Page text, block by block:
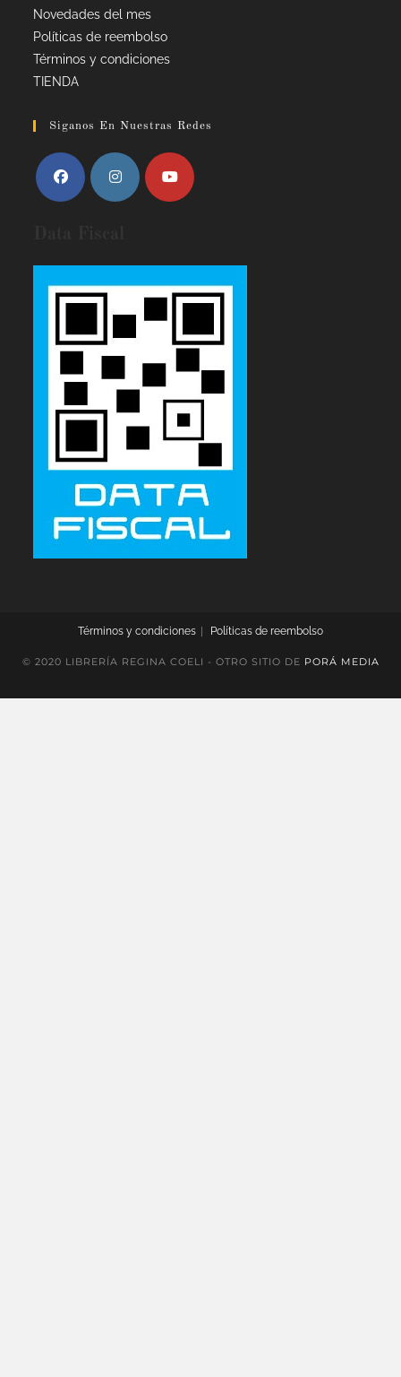
Novedades del mes
Políticas de reembolso
Términos y condiciones
TIENDA
Siganos En Nuestras Redes
Términos y condiciones Políticas de reembolso
© 2020 LIBRERÍA REGINA COELI - OTRO SITIO DE PORÁ MEDIA